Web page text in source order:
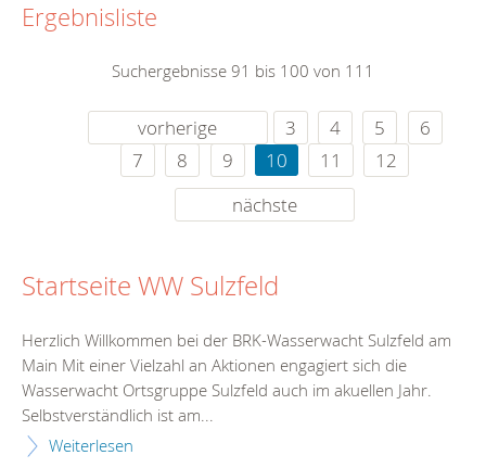
Ergebnisliste
Suchergebnisse 91 bis 100 von 111
vorherige 3 4 5
6
7
8 9 10 11
12
nächste
Startseite WW Sulzfeld
Herzlich Willkommen bei der BRK-Wasserwacht Sulzfeld am
Main Mit einer Vielzahl an Aktionen engagiert sich die
Wasserwacht Ortsgruppe Sulzfeld auch im akuellen Jahr.
Selbstverständlich ist am...
Weiterlesen